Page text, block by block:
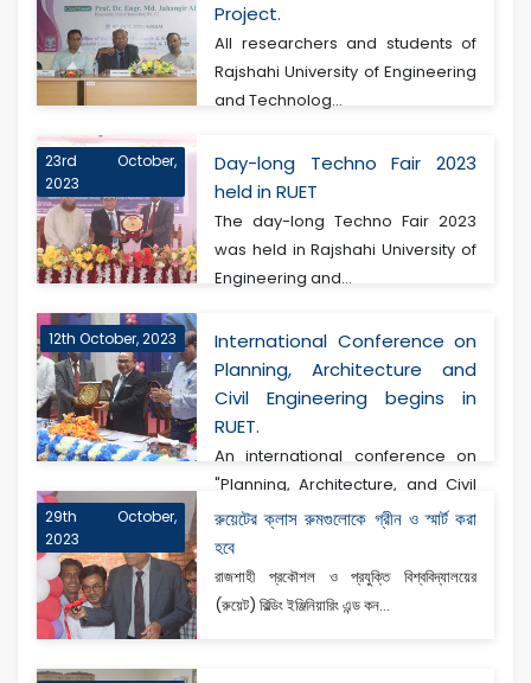
Project.
All researchers and students of
Rajshahi University of Engineering
and Technolog...
23rd October,
2023
Day-long Techno Fair 2023
held in RUET
The day-long Techno Fair 2023
was held in Rajshahi University of
Engineering and...
12th October, 2023
International Conference on
Planning, Architecture and
Civil Engineering begins in
RUET.
An international conference on
"Planning, Architecture, and Civil
Engineering" h...
29th October,
2023
রুয়েটের ক্লাস রুমগুলোকে গ্রীন ও স্মার্ট করা
হবে
রাজশাহী প্রকৌশল ও প্রযুক্তি বিশ্ববিদ্যালয়ের
(রুয়েট) বিল্ডিং ইঞ্জিনিয়ারিং এন্ড কন...